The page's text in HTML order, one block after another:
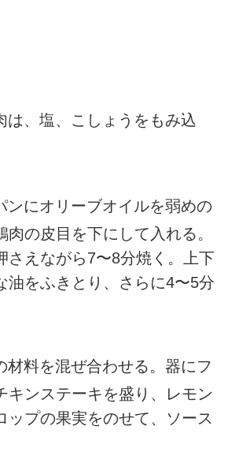
、塩、こしょうをもみ込
にオリーブオイルを弱めの
肉の皮目を下にして入れる。
さえながら7〜8分焼く。上下
油をふきとり、さらに4〜5分
料を混ぜ合わせる。器にフ
キンステーキを盛り、レモン
ップの果実をのせて、ソース